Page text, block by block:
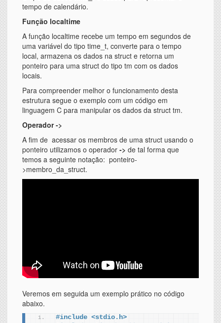
tempo de calendário.
Função localtime
A função localtime recebe um tempo em segundos de
uma variável do tipo time_t, converte para o tempo
local, armazena os dados na struct e retorna um
ponteiro para uma struct do tipo tm com os dados
locais.
Para compreender melhor o funcionamento desta
estrutura segue o exemplo com um código em
linguagem C para manipular os dados da struct tm.
Operador ->
A fim de acessar os membros de uma struct usando o
ponteiro utilizamos o operador -> de tal forma que
temos a seguinte notação: ponteiro-
>membro_da_struct.
Veremos em seguida um exemplo prático no código
abaixo.
#include <stdio.h>